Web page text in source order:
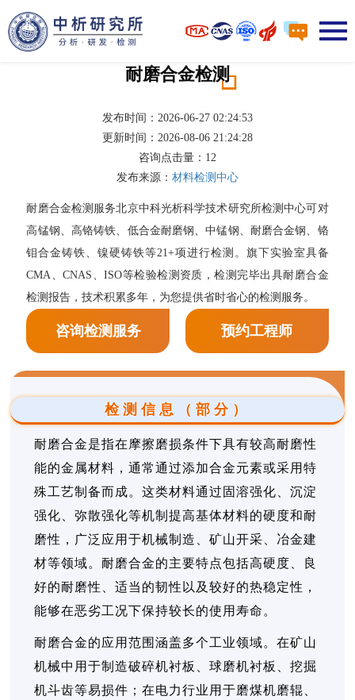
耐磨合金检测
发布时间：2026-06-27 02:24:53
更新时间：2026-08-06 21:24:28
咨询点击量： 12
发布来源： 材料检测中心
耐磨合金检测服务北京中科光析科学技术研究所检测中心可对
高锰钢、高铬铸铁、低合金耐磨钢、中锰钢、耐磨合金钢、铬
钼合金铸铁、镍硬铸铁等21+项进行检测。旗下实验室具备
CMA、CNAS、ISO等检验检测资质，检测完毕出具耐磨合金
检测报告，技术积累多年，为您提供省时省心的检测服务。
咨询检测服务 预约工程师
检测信息（部分）
耐磨合金是指在摩擦磨损条件下具有较高耐磨性
能的金属材料，通常通过添加合金元素或采用特
殊工艺制备而成。这类材料通过固溶强化、沉淀
强化、弥散强化等机制提高基体材料的硬度和耐
磨性，广泛应用于机械制造、矿山开采、冶金建
材等领域。耐磨合金的主要特点包括高硬度、良
好的耐磨性、适当的韧性以及较好的热稳定性，
能够在恶劣工况下保持较长的使用寿命。
耐磨合金的应用范围涵盖多个工业领域。在矿山
机械中用于制造破碎机衬板、球磨机衬板、挖掘
机斗齿等易损件；在电力行业用于磨煤机磨辊、